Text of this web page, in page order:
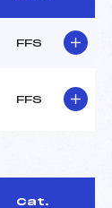
FFS
FFS
Cat.